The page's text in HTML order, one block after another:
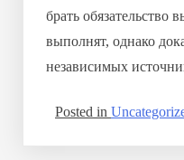
брать обязательство
выполнят, однако
независимых
Posted in